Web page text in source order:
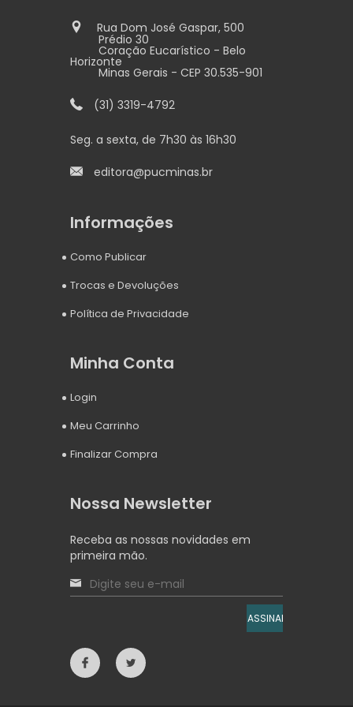
Rua Dom José Gaspar, 500
Prédio 30
Coração Eucarístico - Belo
Horizonte
Minas Gerais - CEP 30.535-901
(31) 3319-4792
Seg. a sexta, de 7h30 às 16h30
editora@pucminas.br
Informações
Como Publicar
Trocas e Devoluções
Política de Privacidade
Minha Conta
Login
Meu Carrinho
Finalizar Compra
Nossa Newsletter
Receba as nossas novidades em
primeira mão.
ASSINAR